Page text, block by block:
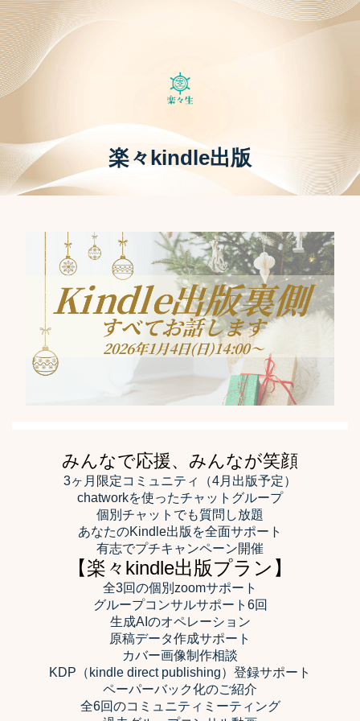
楽々kindle出版
みんなで応援、みんなが笑顔
3ヶ月限定コミュニティ（4月出版予定）
chatworkを使ったチャットグループ
個別チャットでも質問し放題
あなたのKindle出版を全面サポート
有志でプチキャンペーン開催
【楽々kindle出版プラン】
全3回の個別zoomサポート
グループコンサルサポート6回
生成AIのオペレーション
原稿データ作成サポート
カバー画像制作相談
KDP（kindle direct publishing）登録サポート
ペーパーバック化のご紹介
全6回のコミュニティミーティング